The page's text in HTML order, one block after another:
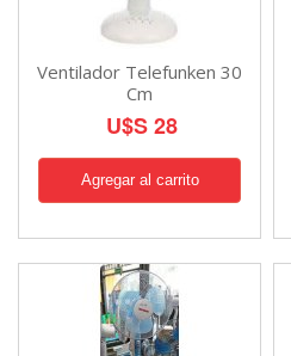
Ventilador Telefunken 30
Cm
U$S 28